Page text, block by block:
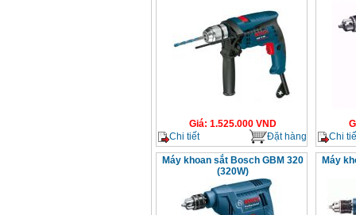
Giá: 1.525.000VND
Chi tiết
Đặt hàng
Chi
Máy khoan sắt Bosch GBM 320
(320W)
Máy